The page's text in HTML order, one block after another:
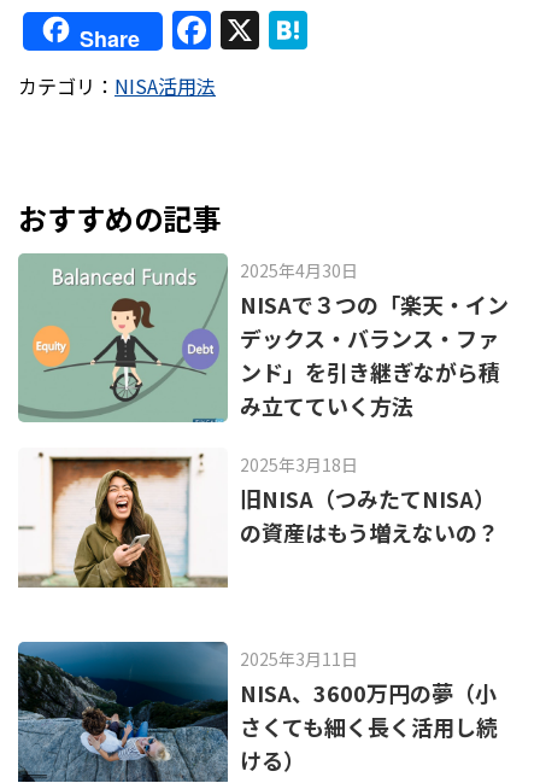
Share F
a
c
o
o
k
X
カテゴリ： NISA活用法
おすすめの記事
2025年4月30日
NISAで３つの「楽天・イン
デックス・バランス・ファ
ンド」を引き継ぎながら積
み立てていく方法
2025年3月18日
旧NISA（つみたてNISA）
の資産はもう増えないの？
2025年3月11日
NISA、3600万円の夢（小
さくても細く長く活用し続
ける）